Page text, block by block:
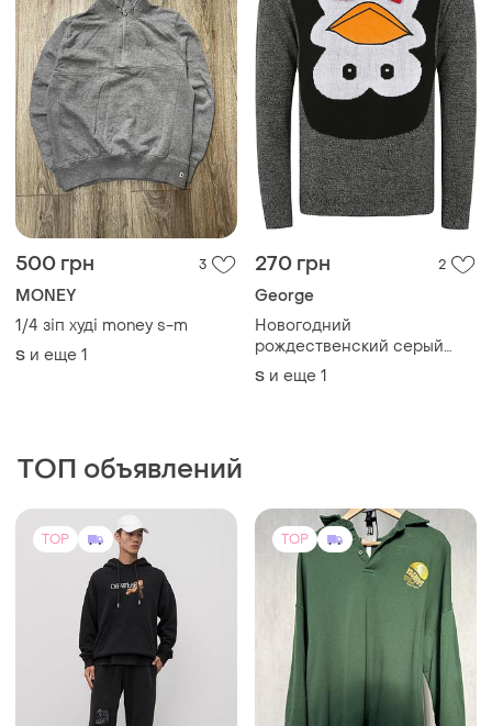
500 грн 3
MONEY
1/4 зіп худі money s-m
S и еще 1
270 грн 2
George
Новогодний
рождественский серый
джемпер george размер s
44-46 пингвин красная
S и еще 1
ТОП объявлений
TOP TOP